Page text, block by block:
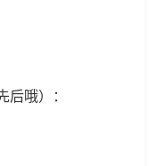
后哦）：